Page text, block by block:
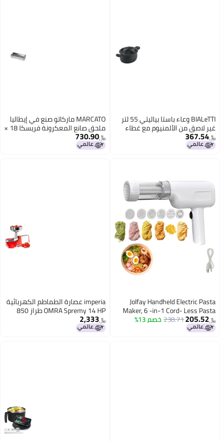
BIALeTTI وعاء باستا بياليتي 55 لتر
مع غطاء
مصفاة ومقابض خالي من PFOA
لاصق أسود
MARCATO ماركاتو صنع في إيطاليا
ملحق صانع المعكرونة فريسكا 18 ×
730.90
Jolfay
Maker, 6 -
Maker 13%
imperia عصارة الطماطم الكهربائية
OMRA Spremy 14 HP طراز 850
﷼‏2,333